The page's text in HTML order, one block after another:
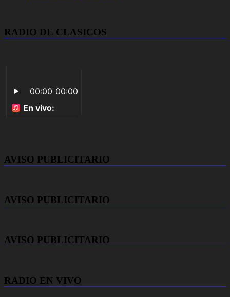
RADIO DE CLASICOS
AVISO PUBLICITARIO
AVISO PUBLICITARIO
AVISO PUBLICITARIO
RADIO EN VIVO